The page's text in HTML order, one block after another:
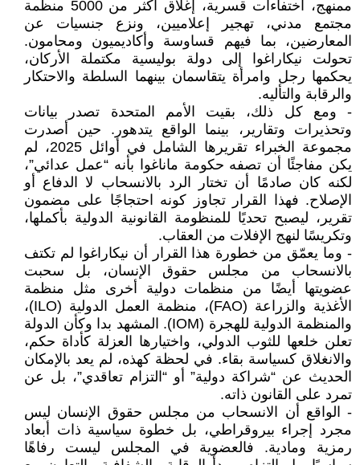
ممنهج، اختفاءات قسرية، إغلاق أكثر من 5000 منظمة
مجتمع مدني، تهجير إعلاميين، ونزع جنسيات عن
المعارضين، بما فيهم قساوسة وأكاديميون ومحامون.
تحولت نيكاراغوا إلى دولة بوليسية مكتملة الأركان،
يحكمها رجل وامرأة يتقاسمان بينهما السلطة والاحتكار
والرقابة والتأليه.
- ومع كل ذلك، بقيت الأمم المتحدة تصدر بيانات
وتحذيرات وتقارير، بينما الواقع يتدهور. حين أصدرت
مجموعة الخبراء تقريرها الشامل في أوائل 2025، لم
يكن مفاجئًا أن تصفه حكومة ماناغوا بأنه “عمل عدائي”،
لكنه كان صادمًا أن تختار الرد بالانسحاب لا الدفاع أو
الإصلاح. فهذا القرار تجاوز كونه احتجاجًا على مضمون
تقرير، ليصبح تحديًا للمنظومة القانونية الدولية بأكملها،
وتكريسًا لنهج الإفلات من العقاب.
- وما يعمّق من خطورة هذا القرار أن نيكاراغوا لم تكتف
بالانسحاب من مجلس حقوق الإنسان، بل سحبت
عضويتها أيضًا من منظمات دولية أخرى مثل منظمة
الأغذية والزراعة (FAO)، منظمة العمل الدولية (ILO)،
والمنظمة الدولية للهجرة (IOM). المشهد بدا وكأن الدولة
تعلن خلعها للثوب الدولي، واختيارها العزلة كأداة حكم،
والانغلاق كسياسة بقاء. في لحظة كهذه، لم يعد بالإمكان
الحديث عن “شراكة دولية” أو “التزام تعاقدي”، بل عن
تمرد على القانون ذاته.
- الواقع أن الانسحاب من مجلس حقوق الإنسان ليس
مجرد إجراء بيروقراطي، بل خطوة سياسية ذات أبعاد
رمزية ومادية. فالعضوية في المجلس ليست رفاهًا